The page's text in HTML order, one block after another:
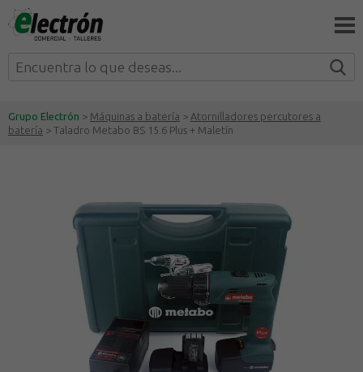
Grupo Electrón > Máquinas a batería > Atornilladores percutores a
batería > Taladro Metabo BS 15.6 Plus + Maletín